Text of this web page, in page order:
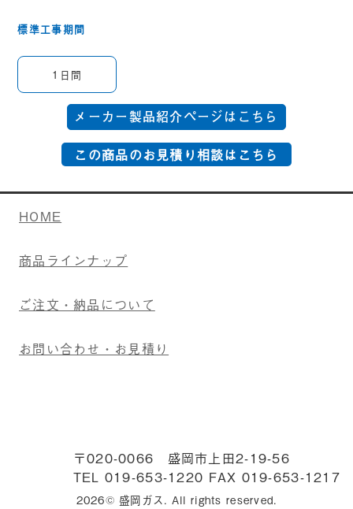
標準工事期間
1日間
メーカー製品紹介ページはこちら
HOME
商品ラインナップ
ご注文・納品について
お問い合わせ・お見積り
盛岡ガス
〒020-0066 盛岡市上田2-19-56
TEL 019-653-1220 FAX 019-653-1217
2026© 盛岡ガス. All rights reserved.